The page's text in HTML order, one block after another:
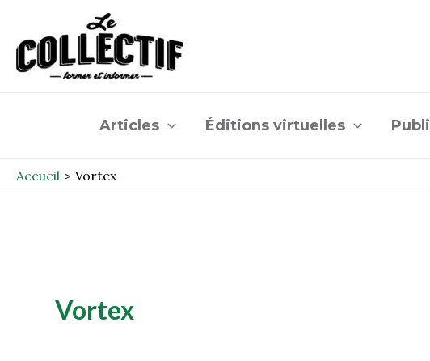
contenu
Articles Éditions virtuelles
Accueil Vortex
Vortex